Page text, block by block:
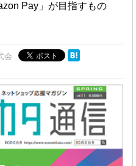
Pay」が目指すもの
会